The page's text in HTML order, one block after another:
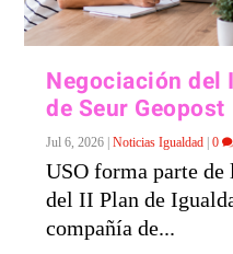
Negociación del
de Seur Geopost
Jul 6, 2026 |Noticias Igualdad |0
USO forma parte de
del II Plan de
compañía de...